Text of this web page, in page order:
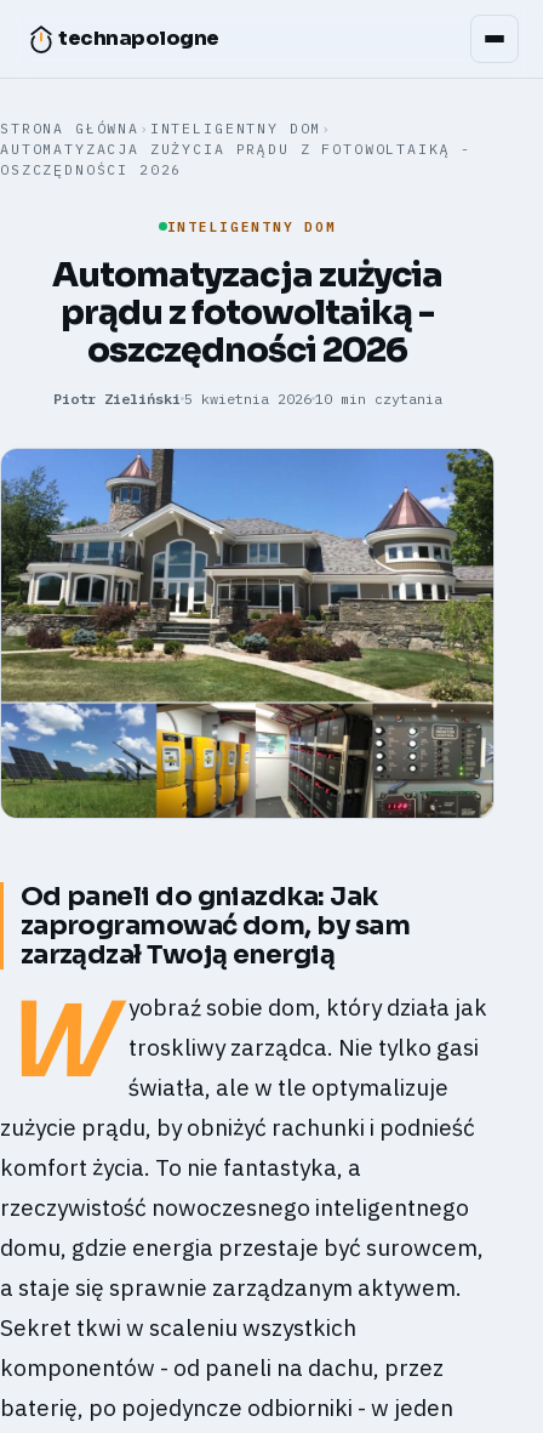
technapologne
STRONA GŁÓWNA › INTELIGENTNY DOM ›
AUTOMATYZACJA ZUŻYCIA PRĄDU Z FOTOWOLTAIKĄ -
OSZCZĘDNOŚCI 2026
INTELIGENTNY DOM
Automatyzacja zużycia
prądu z fotowoltaiką -
oszczędności 2026
Piotr Zieliński 5 kwietnia 2026 10 min czytania
Od paneli do gniazdka: Jak
zaprogramować dom, by sam
zarządzał Twoją energią
W
yobraź sobie dom, który działa jak
troskliwy zarządca. Nie tylko gasi
światła, ale w tle optymalizuje
zużycie prądu, by obniżyć rachunki i podnieść
komfort życia. To nie fantastyka, a
rzeczywistość nowoczesnego inteligentnego
domu, gdzie energia przestaje być surowcem,
a staje się sprawnie zarządzanym aktywem.
Sekret tkwi w scaleniu wszystkich
komponentów - od paneli na dachu, przez
baterię, po pojedyncze odbiorniki - w jeden